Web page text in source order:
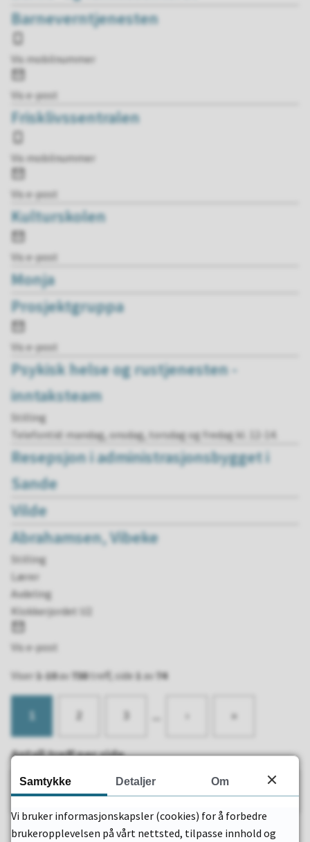
Barneverntjenesten
Vis mobilnummer
post
Vis e-post
Frisklivssentralen
Vis mobilnummer
post
Vis e-post
Kulturskolen
post
Vis e-post
Monja
Prosjektgruppa
post
Vis e-post
Psykisk helse og rustjenesten -
inntaksteam
Stilling
Telefontid: mandag, onsdag, torsdag og fredag kl. 12-14.
Resepsjon i administrasjonsbygget i
Sande
Vilde
Abrahamsen, Vibeke
Stilling
Lærer
Avdeling
Klokkerjordet U2
post
Vis e-post
Viser 1-10av 738treff, side1av 74
»
Antall treff per side
10
Samtykke Detaljer Om
Vi bruker informasjonskapsler (cookies) for å forbedre
brukeropplevelsen på vårt nettsted, tilpasse innhold og